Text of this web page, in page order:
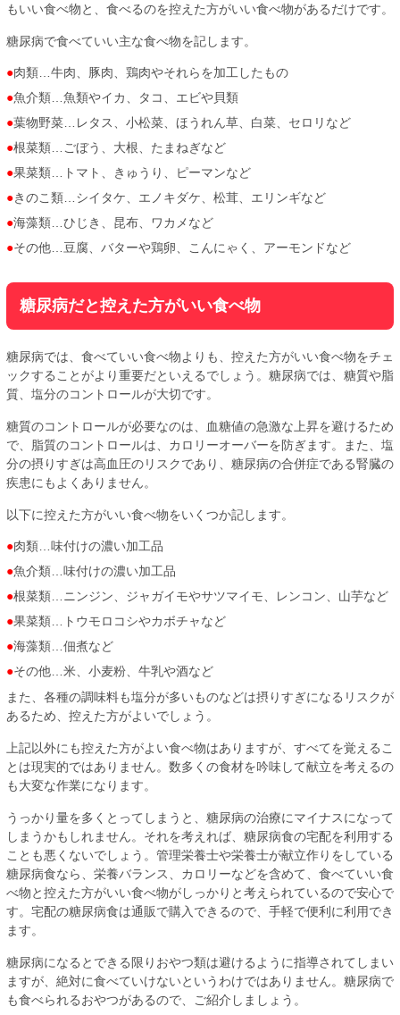
もいい食べ物と、食べるのを控えた方がいい食べ物があるだけです。
糖尿病で食べていい主な食べ物を記します。
肉類…牛肉、豚肉、鶏肉やそれらを加工したもの
魚介類…魚類やイカ、タコ、エビや貝類
葉物野菜…レタス、小松菜、ほうれん草、白菜、セロリなど
根菜類…ごぼう、大根、たまねぎなど
果菜類…トマト、きゅうり、ピーマンなど
きのこ類…シイタケ、エノキダケ、松茸、エリンギなど
海藻類…ひじき、昆布、ワカメなど
その他…豆腐、バターや鶏卵、こんにゃく、アーモンドなど
糖尿病だと控えた方がいい食べ物
糖尿病では、食べていい食べ物よりも、控えた方がいい食べ物をチェ
ックすることがより重要だといえるでしょう。糖尿病では、糖質や脂
質、塩分のコントロールが大切です。
糖質のコントロールが必要なのは、血糖値の急激な上昇を避けるため
で、脂質のコントロールは、カロリーオーバーを防ぎます。また、塩
分の摂りすぎは高血圧のリスクであり、糖尿病の合併症である腎臓の
疾患にもよくありません。
以下に控えた方がいい食べ物をいくつか記します。
肉類…味付けの濃い加工品
魚介類…味付けの濃い加工品
根菜類…ニンジン、ジャガイモやサツマイモ、レンコン、山芋など
果菜類…トウモロコシやカボチャなど
海藻類…佃煮など
その他…米、小麦粉、牛乳や酒など
また、各種の調味料も塩分が多いものなどは摂りすぎになるリスクが
あるため、控えた方がよいでしょう。
上記以外にも控えた方がよい食べ物はありますが、すべてを覚えるこ
とは現実的ではありません。数多くの食材を吟味して献立を考えるの
も大変な作業になります。
うっかり量を多くとってしまうと、糖尿病の治療にマイナスになって
しまうかもしれません。それを考えれば、糖尿病食の宅配を利用する
ことも悪くないでしょう。管理栄養士や栄養士が献立作りをしている
糖尿病食なら、栄養バランス、カロリーなどを含めて、食べていい食
べ物と控えた方がいい食べ物がしっかりと考えられているので安心で
す。宅配の糖尿病食は通販で購入できるので、手軽で便利に利用でき
ます。
糖尿病になるとできる限りおやつ類は避けるように指導されてしまい
ますが、絶対に食べていけないというわけではありません。糖尿病で
も食べられるおやつがあるので、ご紹介しましょう。